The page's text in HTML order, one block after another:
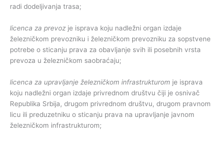
radi dodeljivanja trasa;
licenca za prevoz je isprava koju nadležni organ izdaje
železničkom prevozniku i železničkom prevozniku za sopstvene
potrebe o sticanju prava za obavljanje svih ili posebnih vrsta
prevoza u železničkom saobraćaju;
licenca za upravljanje železničkom infrastrukturom je isprava
koju nadležni organ izdaje privrednom društvu čiji je osnivač
Republika Srbija, drugom privrednom društvu, drugom pravnom
licu ili preduzetniku o sticanju prava na upravljanje javnom
železničkom infrastrukturom;